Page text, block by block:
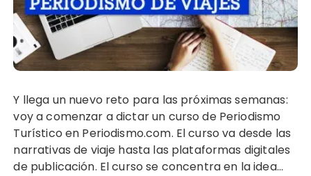
Y llega un nuevo reto para las próximas semanas:
voy a comenzar a dictar un curso de Periodismo
Turístico en Periodismo.com. El curso va desde las
narrativas de viaje hasta las plataformas digitales
de publicación. El curso se concentra en la idea…